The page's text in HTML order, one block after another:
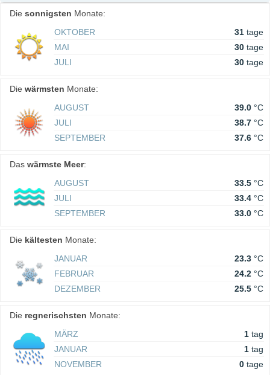
Die sonnigsten Monate:
OKTOBER
31 tage
MAI
30 tage
JULI
30 tage
Die wärmsten Monate:
AUGUST
39.0 °C
JULI
38.7 °C
SEPTEMBER
37.6 °C
Das wärmste Meer:
AUGUST
33.5 °C
JULI
33.4 °C
SEPTEMBER
33.0 °C
Die kältesten Monate:
JANUAR
23.3 °C
FEBRUAR
24.2 °C
DEZEMBER
25.5 °C
Die regnerischsten Monate:
MÄRZ
1 tag
JANUAR
1 tag
NOVEMBER
0 tage